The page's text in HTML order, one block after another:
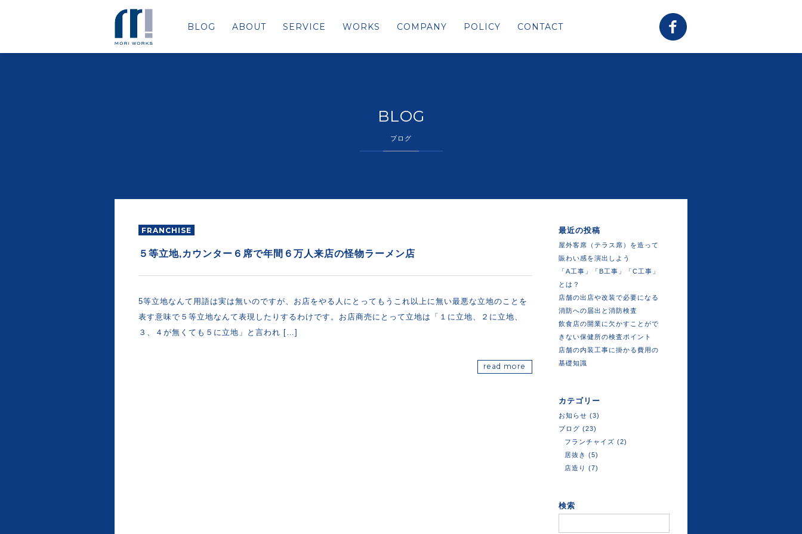
BLOG ABOUT SERVICE WORKS COMPANY POLICY CONTACT
BLOG
ブログ
FRANCHISE
５等立地,カウンター６席で年間６万人来店の怪物ラーメン店
5等立地なんて用語は実は無いのですが、お店をやる人にとってもうこれ以上に無い最悪な立地のことを
表す意味で５等立地なんて表現したりするわけです。お店商売にとって立地は「１に立地、２に立地、
３、４が無くても５に立地」と言われ […]
read more
最近の投稿
屋外客席（テラス席）を造って
賑わい感を演出しよう
「A工事」「B工事」「C工事」
とは？
店舗の出店や改装で必要になる
消防への届出と消防検査
飲食店の開業に欠かすことがで
きない保健所の検査ポイント
店舗の内装工事に掛かる費用の
基礎知識
カテゴリー
お知らせ (3)
ブログ (23)
フランチャイズ (2)
居抜き (5)
店造り (7)
検索